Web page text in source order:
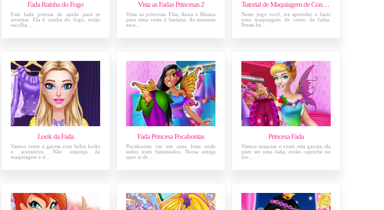
Fada Rainha do Fogo
Esta fada precisa de ajuda para se
arrumar. Ela é rainha do fogo, então
escolha ...
Vista as Fadas Princesas 2
Vista as princesas Elsa, Anna e Moana
para uma vesta á fantasia. As meninas
esco...
Tutorial de Maquiagem de Conto de Fadas
Neste jogo você, ira aprender a fazer
uma maquiagem de conto de fadas.
Preste be...
Look da Fada
Vamos vestir a garota com belos looks
e acessórios. Não esqueça da
maquiagem e d...
Fada Princesa Pocahontas
Pocahontas vai em uma festa onde
todos iram fantasiados. Nossa amiga
quer ir de ...
Princesa Fada
Vamos maquiar e vestir esta garota, ela
quer ser uma fada, então capriche no
loo...